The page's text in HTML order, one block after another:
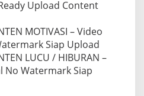
Upload Content
MOTIVASI – Video
Siap Upload
LUCU / HIBURAN –
No Watermark Siap